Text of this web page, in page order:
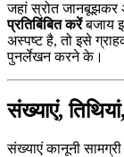
जहां स्रोत जानबूझकर
प्रतिबिंबित करेंबजाय
अस्पष्ट है, तो इसे
पुनर्लेखन करने के।
संख्याएं,
संख्याएं कानूनी